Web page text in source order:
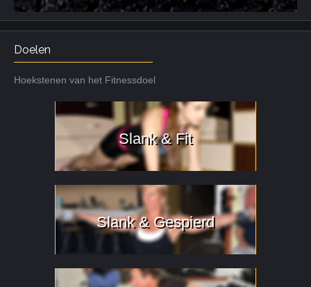
Doelen
Hoekstenen van het Fitnessdoel
Slank & Fit
Slank & Gespierd